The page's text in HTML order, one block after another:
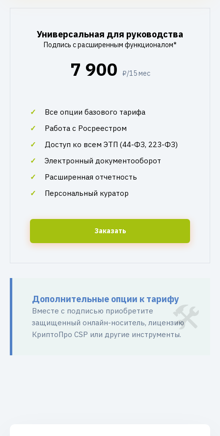
Универсальная для руководства
Подпись с расширенным функционалом*
7 900 ₽/15 мес
Все опции базового тарифа
Работа с Росреестром
Доступ ко всем ЭТП (44-ФЗ, 223-ФЗ)
Электронный документооборот
Расширенная отчетность
Персональный куратор
Заказать
Дополнительные опции к тарифу
Вместе с подписью приобретите
защищенный онлайн-носитель, лицензию
КриптоПро CSP или другие инструменты.